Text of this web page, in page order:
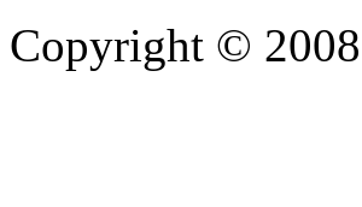
Copyright ©